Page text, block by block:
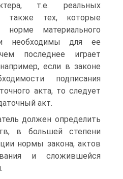
т.е. реальных
также тех, которые
норме материального
необходимы для ее
последнее играет
если в законе
подписания
акта, то следует
акт.
должен определить
в большей степени
нормы закона, актов
и сложившейся